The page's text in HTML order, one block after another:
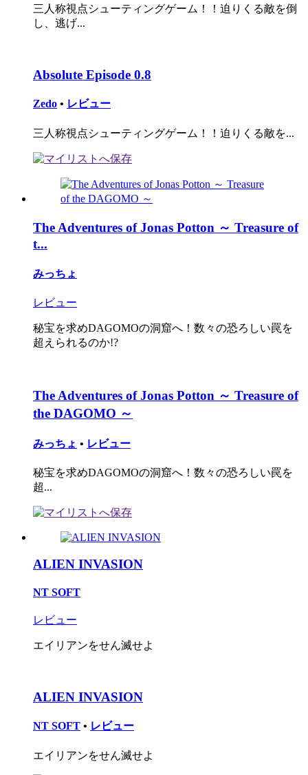
三人称視点シューティングゲーム！！迫りくる敵を倒
し、逃げ...
Absolute Episode 0.8
Zedo • レビュー
三人称視点シューティングゲーム！！迫りくる敵を...
The Adventures of Jonas Potton ～ Treasure of
t...
みっちょ
レビュー
秘宝を求めDAGOMOの洞窟へ！数々の恐ろしい罠を
超えられるのか!?
The Adventures of Jonas Potton ～ Treasure of
the DAGOMO ～
みっちょ • レビュー
秘宝を求めDAGOMOの洞窟へ！数々の恐ろしい罠を
超...
ALIEN INVASION
NT SOFT
レビュー
エイリアンをせん滅せよ
ALIEN INVASION
NT SOFT • レビュー
エイリアンをせん滅せよ